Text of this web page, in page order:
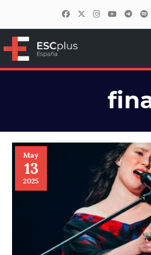
ESCplus España
May
13
2025